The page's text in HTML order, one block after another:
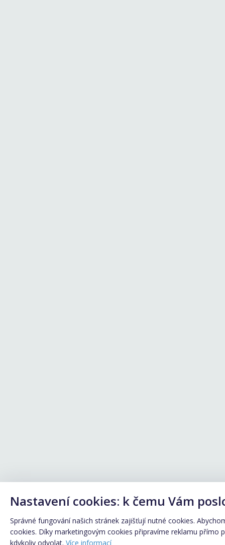
Nastavení cookies: k čemu Vám
Správné fungování našich stránek zajišťují nutné cookies.
cookies. Díky marketingovým cookies připravíme reklamu přímo
kdykoliv odvolat. Více informací